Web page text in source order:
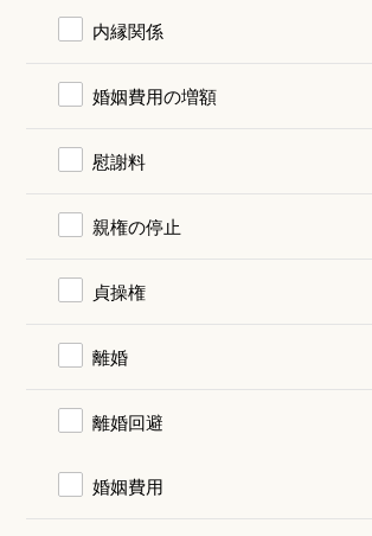
内縁関係
婚姻費用の増額
慰謝料
親権の停止
貞操権
離婚
離婚回避
婚姻費用